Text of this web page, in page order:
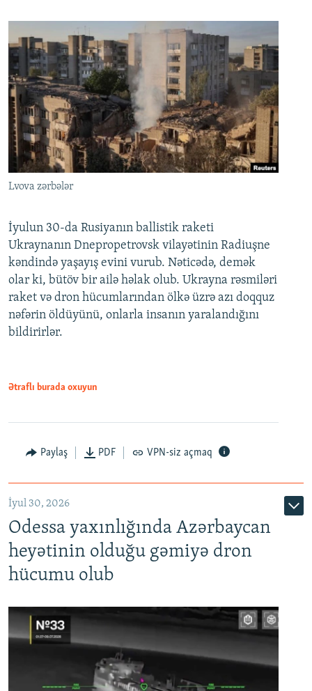
Lvova zərbələr
İyulun 30-da Rusiyanın ballistik raketi
Ukraynanın Dnepropetrovsk vilayətinin Radiuşne
kəndində yaşayış evini vurub. Nəticədə, demək
olar ki, bütöv bir ailə həlak olub. Ukrayna rəsmiləri
raket və dron hücumlarından ölkə üzrə azı doqquz
nəfərin öldüyünü, onlarla insanın yaralandığını
bildirirlər.
Ətraflı burada oxuyun
Paylaş PDF VPN-siz açmaq
İyul 30, 2026
Odessa yaxınlığında Azərbaycan
heyətinin olduğu gəmiyə dron
hücumu olub